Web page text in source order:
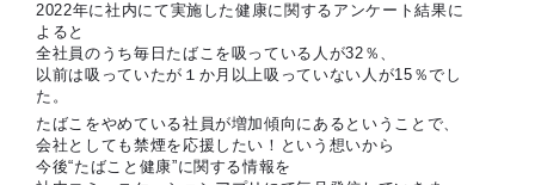
2022年に社内にて実施した健康に関するアンケート結果に
よると
全社員のうち毎日たばこを吸っている人が32％、
以前は吸っていたが１か月以上吸っていない人が15％でし
た。
たばこをやめている社員が増加傾向にあるということで、
会社としても禁煙を応援したい！という想いから
今後“たばこと健康”に関する情報を